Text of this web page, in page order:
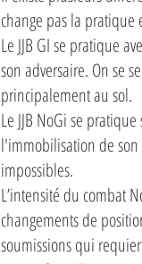
change pas la
Le JJB GI se pratique
son adversaire. On se
principalement au sol.
Le JJB NoGi se
l'immobilisation de son
impossibles.
L’intensité du combat
changements de
soumissions qui